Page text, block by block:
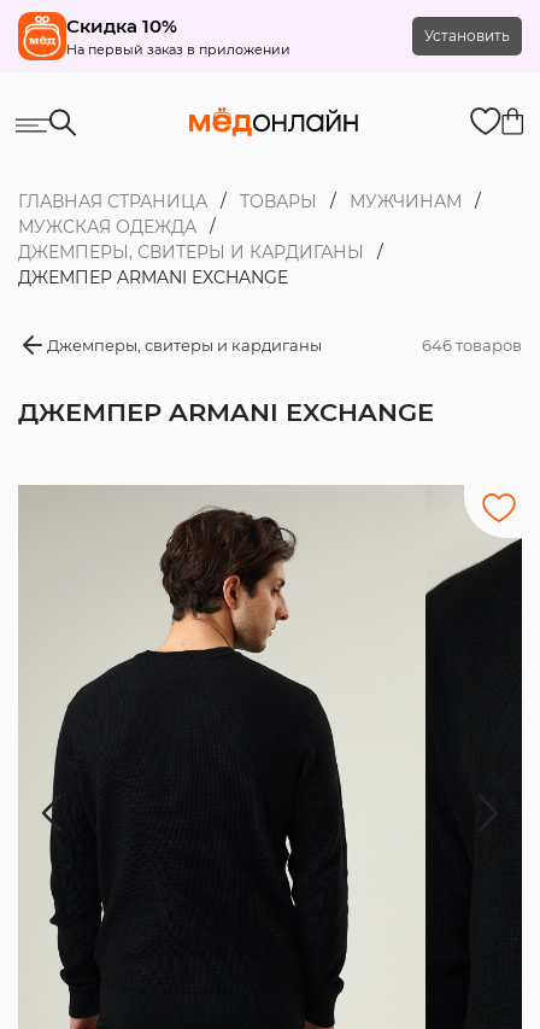
Скидка 10%
На первый заказ в приложении
Установить
ГЛАВНАЯ СТРАНИЦА ТОВАРЫ
МУЖЧИНАМ
МУЖСКАЯ ОДЕЖДА
ДЖЕМПЕРЫ, СВИТЕРЫ И КАРДИГАНЫ
ДЖЕМПЕР ARMANI EXCHANGE
Джемперы, свитеры и кардиганы 646 товаров
ДЖЕМПЕР ARMANI EXCHANGE